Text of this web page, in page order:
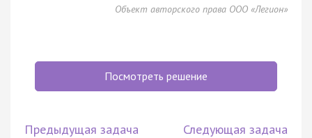
Объект авторского права ООО «Легион»
Посмотреть решение
Предыдущая задача Следующая задача